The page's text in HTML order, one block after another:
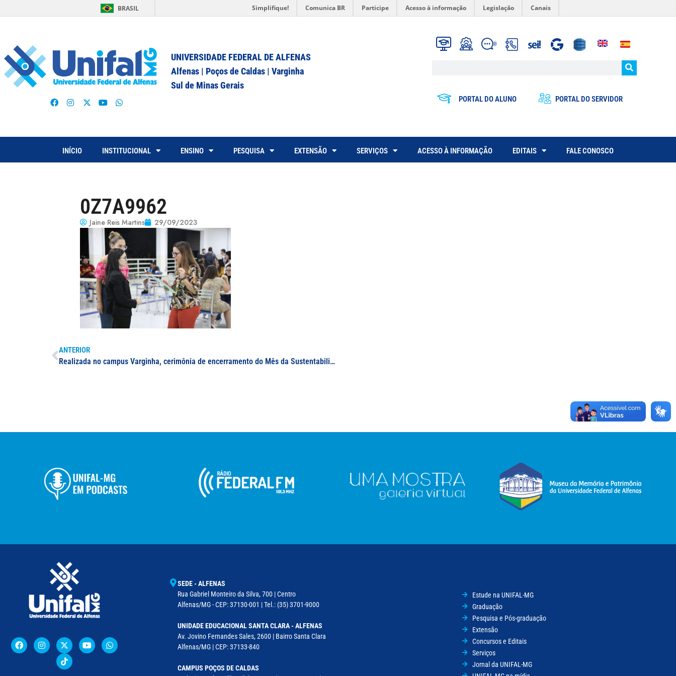
BRASIL Simplifique! Comunica BR Participe Acesso à informação Legislação Canais
UNIVERSIDADE FEDERAL DE ALFENAS
Alfenas | Poços de Caldas | Varginha
Sul de Minas Gerais
PORTAL DO ALUNO PORTAL DO SERVIDOR
INÍCIO INSTITUCIONAL ENSINO PESQUISA EXTENSÃO SERVIÇOS ACESSO À INFORMAÇÃO EDITAIS FALE CONOSCO
0Z7A9962
Jaine Reis Martins 29/09/2023
ANTERIOR
Realizada no campus Varginha, cerimônia de encerramento do Mês da Sustentabilidade da UNIFAL-MG é marcada por apresentações de desenvolvimento sustentável local e institucional
SEDE - ALFENAS
Rua Gabriel Monteiro da Silva, 700 | Centro
Alfenas/MG - CEP: 37130-001 | Tel.: (35) 3701-9000
UNIDADE EDUCACIONAL SANTA CLARA - ALFENAS
Av. Jovino Fernandes Sales, 2600 | Bairro Santa Clara
Alfenas/MG | CEP: 37133-840
CAMPUS POÇOS DE CALDAS
Estude na UNIFAL-MG
Graduação
Pesquisa e Pós-graduação
Extensão
Concursos e Editais
Serviços
Jornal da UNIFAL-MG